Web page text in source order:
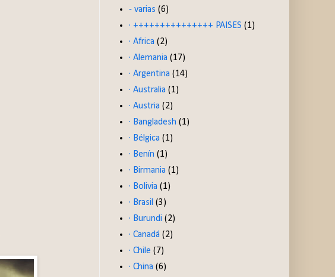
- varias (6)
· +++++++++++++++ PAISES (1)
· Africa (2)
· Alemania (17)
· Argentina (14)
· Australia (1)
· Austria (2)
· Bangladesh (1)
· Bélgica (1)
· Benín (1)
· Birmania (1)
· Bolivia (1)
· Brasil (3)
· Burundi (2)
· Canadá (2)
· Chile (7)
· China (6)